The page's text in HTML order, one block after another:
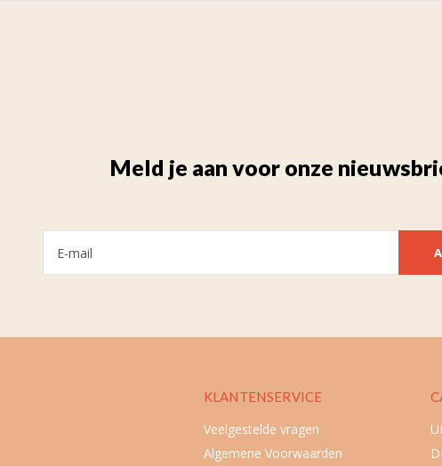
Meld je aan voor onze
KLANTENSERVICE
Veelgestelde vragen
Algemene Voorwaarden